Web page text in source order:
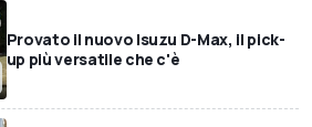
Provato il nuovo Isuzu D-Max, il pick-
up più versatile che c'è